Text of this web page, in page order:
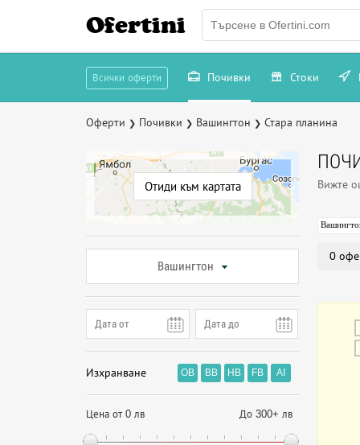
Ofertini
Всички оферти Почивки Стоки
Оферти ❯ Почивки ❯ Вашингтон ❯ Стара планина
Отиди към картата
Вашингтон
Изхранване OB BB HB FB AI
Цена от 0 лв До 300+ лв
Вижте
0